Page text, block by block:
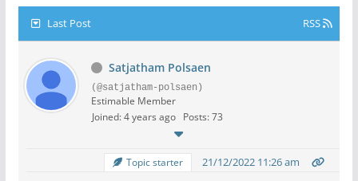
Last Post RSS
Satjatham Polsaen
(@satjatham-polsaen)
Estimable Member
Joined: 4 years ago
Posts: 73
Topic starter 21/12/2022 11:26 am